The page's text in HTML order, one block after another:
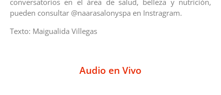
conversatorios en el área de salud, belleza y nutrición,
pueden consultar @naarasalonyspa en Instragram.
Texto: Maigualida Villegas
Audio en Vivo